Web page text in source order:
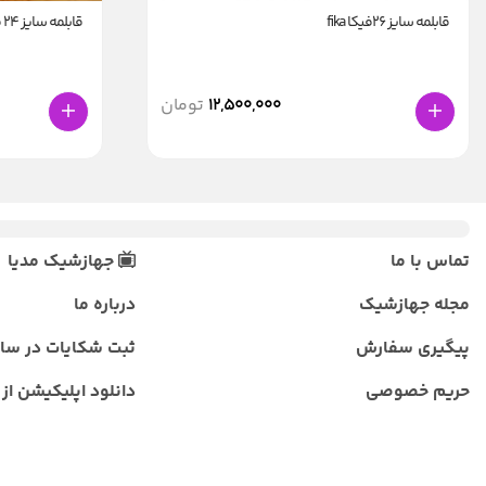
قابلمه سایز 26فیکا fika
12,500,000 تومان
قابلمه سایز 24 فیکا fika
تماس با ما
جهازشیک مدیا
مجله جهازشیک
درباره ما
پیگیری سفارش
ثبت شکایات در
حریم خصوصی
دانلود اپلیکیشن از